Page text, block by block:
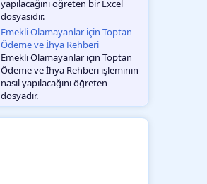
yapılacağını öğreten bir Excel
dosyasıdır.
Emekli Olamayanlar için Toptan
Ödeme ve İhya Rehberi
Emekli Olamayanlar için Toptan
Ödeme ve İhya Rehberi işleminin
nasıl yapılacağını öğreten
dosyadır.